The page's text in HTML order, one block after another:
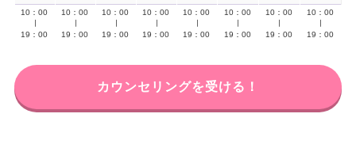
10：00
19：00
10：00
19：00
10：00
19：00
10：00
19：00
10：00
19：00
10：00
19：00
10：00
19：00
10：00
19：00
カウンセリングを受ける！